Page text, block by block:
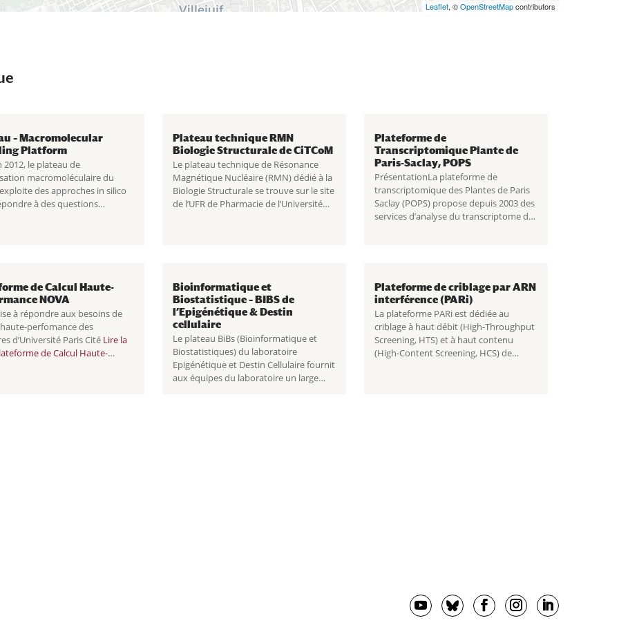
Leaflet, ©OpenStreetMapcontributors
– Macromolecular
Platform
2012, le plateau de
macromoléculaire du
des approches in silico
à des questions
Plateau technique RMN
Biologie Structurale de CiTCoM
Le plateau technique de Résonance
Magnétique Nucléaire (RMN) dédié à la
Biologie Structurale se trouve sur le site
de l’UFR de Pharmacie de l’Université
Plateforme de
Transcriptomique Plante de
Paris-Saclay, POPS
PrésentationLa plateforme de
transcriptomique des Plantes de Paris
Saclay (POPS) propose depuis 2003 des
services d’analyse du transcriptome des
de Calcul Haute-
NOVA
à répondre aux besoins de
perfomance des
d’Université Paris Cité Lire la
de Calcul Haute-
Bioinformatique et
Biostatistique – BIBS de
l’Epigénétique & Destin
cellulaire
Le plateau BiBs (Bioinformatique et
Biostatistiques) du laboratoire
Epigénétique et Destin Cellulaire fournit
aux équipes du laboratoire un large
Plateforme de criblage par ARN
interférence (PARi)
La plateforme PARi est dédiée au
criblage à haut débit (High-Throughput
Screening, HTS) et à haut contenu
(High-Content Screening, HCS) de